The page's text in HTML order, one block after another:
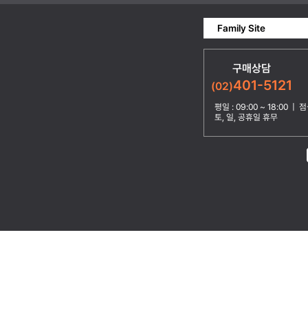
Family Site
구매상담
(02)401-5121
평일 : 09:00 ~ 18:00 | 점
토, 일, 공휴일 휴무